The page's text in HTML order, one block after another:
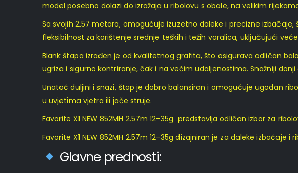
model posebno dolazi do izražaja u ribolovu s obale, na velikim
Sa svojih 2.57 metara, omogućuje izuzetno daleke i precizne
fleksibilnost za korištenje srednje teških i težih varalica, uključujući
Blank štapa izrađen je od kvalitetnog grafita, što osigurava odličan
ugriza i sigurno kontriranje, čak i na većim udaljenostima. Snažniji
Unatoč duljini i snazi, štap je dobro balansiran i omogućuje ugodan
u uvjetima vjetra ili jače struje.
Favorite X1 NEW 852MH 2.57m 12–35g predstavlja odličan izbor za
Favorite X1 NEW 852MH 2.57m 12–35g dizajniran je za daleke izbačaje
Glavne prednosti: